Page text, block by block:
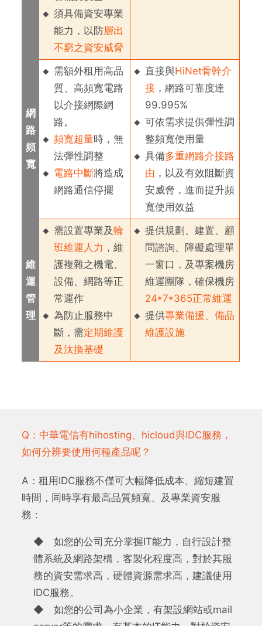
須具備資安專業
能力，以防層出
不窮之資安威脅
網
路
頻
寬
需額外租用高品
質、高頻寬電路
以介接網際網
路。
頻寬超量時，無
法彈性調整
電路中斷將造成
網路通信停擺
直接與HiNet骨幹介
接 ，網路可靠度達
99.995%
可依需求提供彈性調
整頻寬使用量
具備多重網路介接路
由 ，以及有效阻斷資
安威脅，進而提升頻
寬使用效益
維
運
管
理
需設置專業及輪
班維運人力 ，維
護複雜之機電、
設備、網路等正
常運作
為防止服務中
斷，需定期維護
及汰換基礎
提供規劃、建置、顧
問諮詢、障礙處理單
一窗口，及專案機房
維運團隊，確保機房
24*7*365正常維運
提供專業備援、備品
維護設施
Q：中華電信有hihosting、hicloud與IDC服務，
如何分辨要使用何種產品呢？
A：租用IDC服務不僅可大幅降低成本、縮短建置
時間，同時享有最高品質頻寬、及專業資安服
務：
◆ 如您的公司充分掌握IT能力，自行設計整
體系統及網路架構，客製化程度高，對於其服
務的資安需求高，硬體資源需求高，建議使用
IDC服務。
◆ 如您的公司為小企業，有架設網站或mail